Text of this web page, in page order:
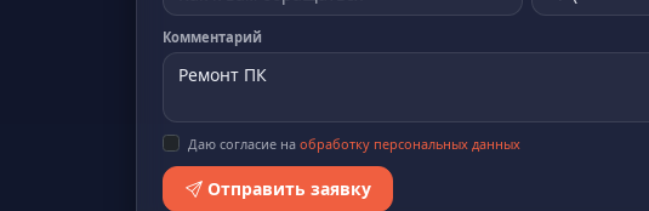
Комментарий
Даю согласие наобработку персональных данных
Отправить заявку